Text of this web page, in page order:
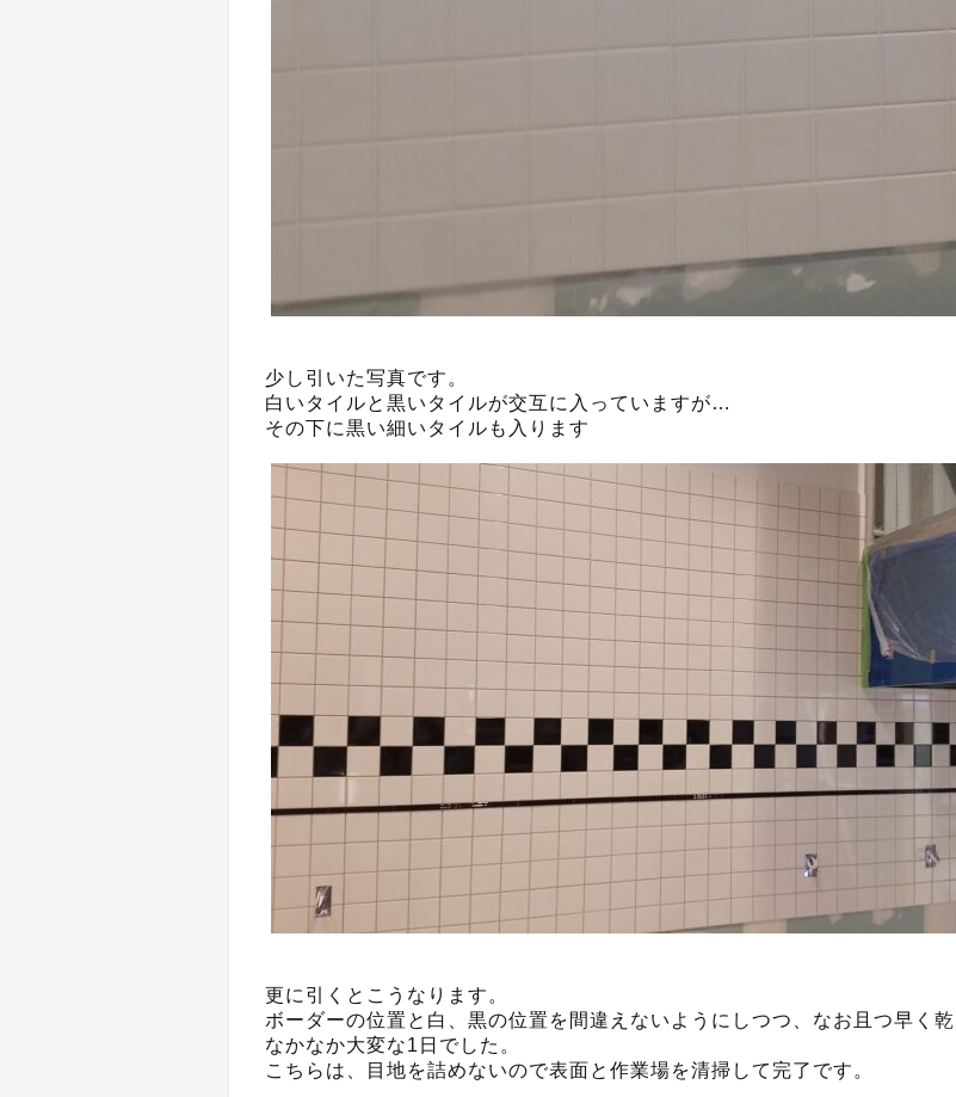
少し引いた写真です。
白いタイルと黒いタイルが交互に入っていますが…
その下に黒い細いタイルも入ります
更に引くとこうなります。
ボーダーの位置と白、黒の位置を間違えないようにしつつ、なお且つ早く
なかなか大変な1日でした。
こちらは、目地を詰めないので表面と作業場を清掃して完了です。